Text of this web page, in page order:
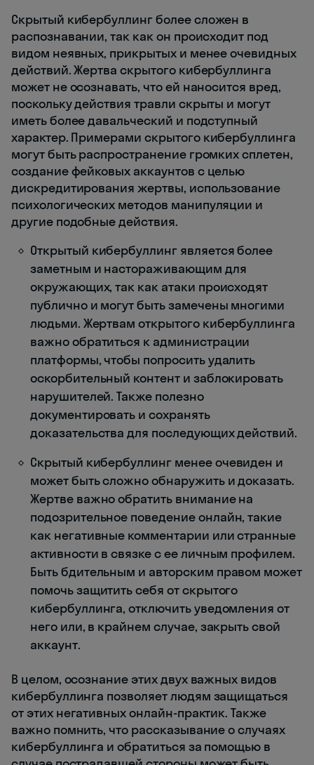
Скрытый кибербуллинг более сложен в
распознавании, так как он происходит под
видом неявных, прикрытых и менее очевидных
действий. Жертва скрытого кибербуллинга
может не осознавать, что ей наносится вред,
поскольку действия травли скрыты и могут
иметь более давальческий и подступный
характер. Примерами скрытого кибербуллинга
могут быть распространение громких сплетен,
создание фейковых аккаунтов с целью
дискредитирования жертвы, использование
психологических методов манипуляции и
другие подобные действия.
Открытый кибербуллинг является более
заметным и настораживающим для
окружающих, так как атаки происходят
публично и могут быть замечены многими
людьми. Жертвам открытого кибербуллинга
важно обратиться к администрации
платформы, чтобы попросить удалить
оскорбительный контент и заблокировать
нарушителей. Также полезно
документировать и сохранять
доказательства для последующих действий.
Скрытый кибербуллинг менее очевиден и
может быть сложно обнаружить и доказать.
Жертве важно обратить внимание на
подозрительное поведение онлайн, такие
как негативные комментарии или странные
активности в связке с ее личным профилем.
Быть бдительным и авторским правом может
помочь защитить себя от скрытого
кибербуллинга, отключить уведомления от
него или, в крайнем случае, закрыть свой
аккаунт.
В целом, осознание этих двух важных видов
кибербуллинга позволяет людям защищаться
от этих негативных онлайн-практик. Также
важно помнить, что рассказывание о случаях
кибербуллинга и обратиться за помощью в